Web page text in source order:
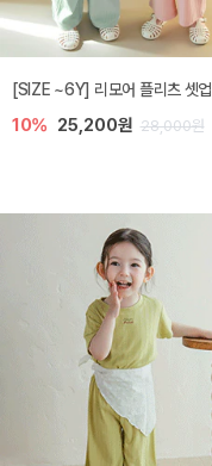
[SIZE ~6Y] 리모어 플리츠 셋업
10% 25,200원 28,000원